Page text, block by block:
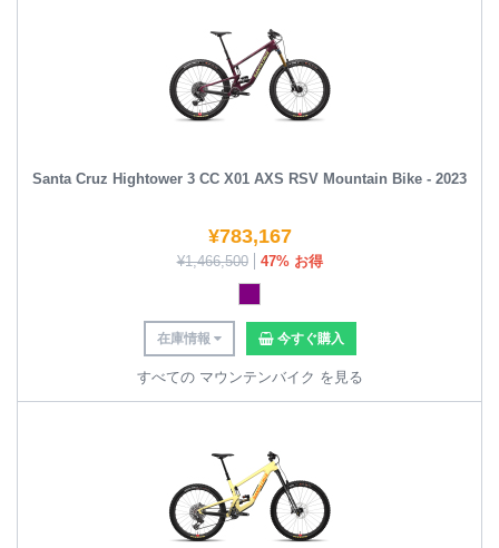
Santa Cruz Hightower 3 CC X01 AXS RSV Mountain Bike - 2023
¥783,167
¥1,466,500 47% お得
在庫情報 今すぐ購入
すべての マウンテンバイク を見る